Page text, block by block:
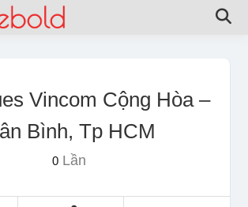
Vincom Cộng Hòa –
Bình, Tp HCM
0Lần